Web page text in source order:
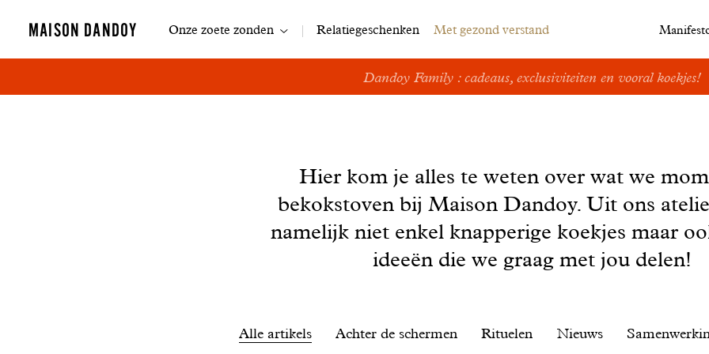
MAISON DANDOY Navigatie
Onze zoete zonden Relatiegeschenken Met gezond verstand
Dandoy Family : cadeaus, exclusiviteiten en vooral koekjes!
Hier kom je alles te weten over wat we
bekokstoven bij Maison Dandoy. Uit ons
namelijk niet enkel knapperige koekjes maar
ideeën die we graag met jou delen!
Alle artikels Achter de schermen Rituelen Nieuws